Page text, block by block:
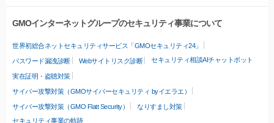
GMOインターネットグループのセキュリティ事業について
世界初総合ネットセキュリティサービス「GMOセキュリティ24」
パスワード漏洩診断 Webサイトリスク診断 セキュリティ相談AIチャットボット
実在証明・盗聴対策
サイバー攻撃対策（GMOサイバーセキュリティ byイエラエ）
サイバー攻撃対策（GMO Flatt Security）
なりすまし対策
セキュリティ事業の軌跡